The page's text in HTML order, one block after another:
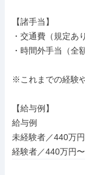
【諸手当】
・交通費（規定あり
・時間外手当（全
※これまでの経験
【給与例】
給与例
未経験者／440万
経験者／440万円